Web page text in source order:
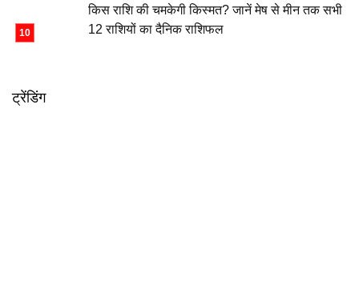
किस राशि की चमकेगी किस्मत? जानें मेष से मीन तक सभी
12 राशियों का दैनिक राशिफल
ट्रेंडिंग